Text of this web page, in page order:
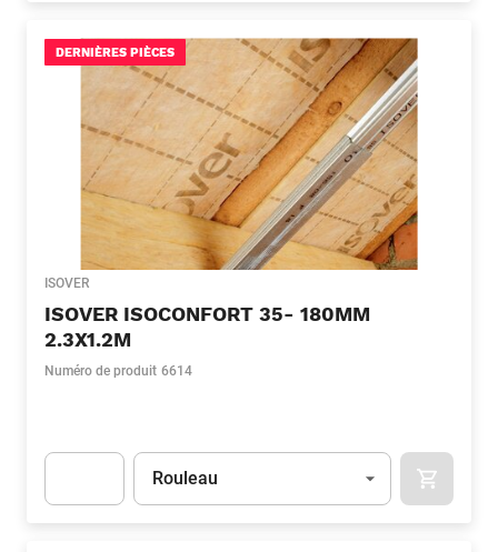
DERNIÈRES PIÈCES
ISOVER
ISOVER ISOCONFORT 35- 180MM
2.3X1.2M
Numéro de produit 6614
Unité
Rouleau